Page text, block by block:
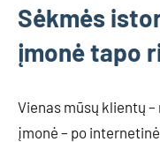
Sėkmės
įmonė tapo
Vienas mūsų klientų
įmonė – po